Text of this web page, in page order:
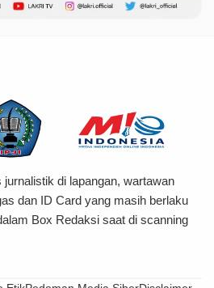
di lapangan, wartawan
dan ID Card yang masih berlaku
Box Redaksi saat di scanning